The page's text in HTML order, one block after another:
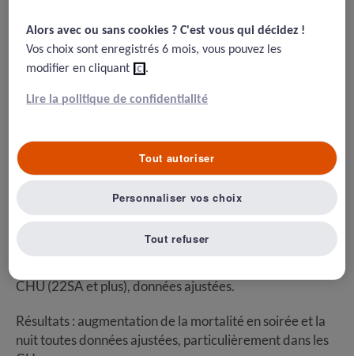
de Graaf J, Ravelli A, Visser G, Hukkelhoven C, Tong W, Bonsel G,
Steegers E. Increased adverse perinatal outcome of hospital
delivery at night. BJOG 2010;117:1098–1107.
Résumé
Analyse du registre national de mortalité périnatale de
Hollande sur une période de 7 ans, 2000-2006.
Cohorte : 99 hôpitaux (tous), 655 961 naissances dans
CHU (22SA et plus), données ajustées.
Résultats : augmentation de la mortalité en soirée et la
nuit toutes données ajustées, particulièrement dans les
Alors avec ou sans cookies ? C'est vous qui décidez !​
Vos choix sont enregistrés 6 mois, vous pouvez les
modifier en cliquant ici.
Lire la politique de confidentialité
Tout refuser
Tout autoriser
Personnaliser vos choix